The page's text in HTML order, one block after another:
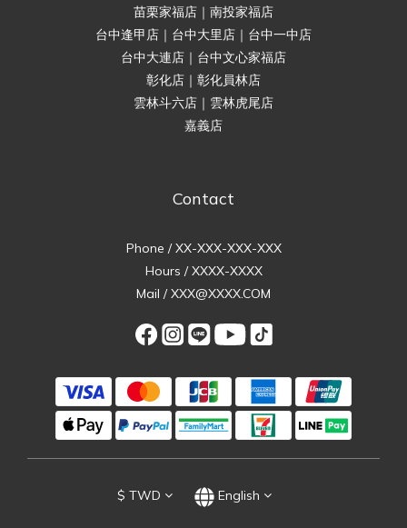
苗栗家福店｜南投家福店
台中逢甲店｜台中大里店｜台中一中店
台中大連店｜台中文心家福店
彰化店｜彰化員林店
雲林斗六店｜雲林虎尾店
嘉義店
Contact
Phone / XX-XXX-XXX-XXX
Hours / XXXX-XXXX
Mail / XXX@XXXX.COM
$ TWD English